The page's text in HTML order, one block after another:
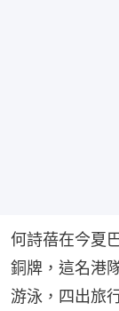
何詩蓓在今夏
銅牌，這名港
游泳，四出旅